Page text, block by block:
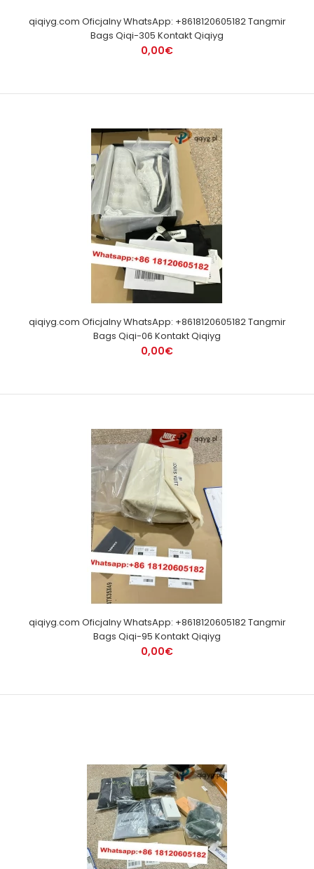
qiqiyg.com Oficjalny WhatsApp: +8618120605182 Tangmir
Bags Qiqi-305 Kontakt Qiqiyg
0,00€
qiqiyg.com Oficjalny WhatsApp: +8618120605182 Tangmir
Bags Qiqi-06 Kontakt Qiqiyg
0,00€
qiqiyg.com Oficjalny WhatsApp: +8618120605182 Tangmir
Bags Qiqi-95 Kontakt Qiqiyg
0,00€